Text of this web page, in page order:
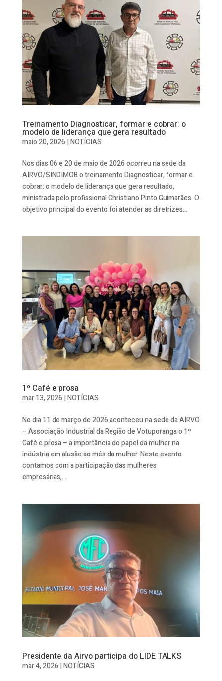
Treinamento Diagnosticar, formar e cobrar: o
modelo de liderança que gera resultado
maio 20, 2026 |NOTÍCIAS
Nos dias 06 e 20 de maio de 2026 ocorreu na sede da
AIRVO/SINDIMOB o treinamento Diagnosticar, formar e
cobrar: o modelo de liderança que gera resultado,
ministrada pelo profissional Christiano Pinto Guimarães. O
objetivo principal do evento foi atender as diretrizes...
1º Café e prosa
mar 13, 2026 |NOTÍCIAS
No dia 11 de março de 2026 aconteceu na sede da AIRVO
– Associação Industrial da Região de Votuporanga o 1º
Café e prosa – a importância do papel da mulher na
indústria em alusão ao mês da mulher. Neste evento
contamos com a participação das mulheres
empresárias,...
Presidente da Airvo participa do LIDE TALKS
mar 4, 2026 |NOTÍCIAS